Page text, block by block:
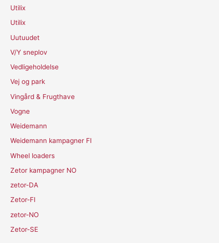
Utilix
Utilix
Uutuudet
V/Y sneplov
Vedligeholdelse
Vej og park
Vingård & Frugthave
Vogne
Weidemann
Weidemann kampagner FI
Wheel loaders
Zetor kampagner NO
zetor-DA
Zetor-FI
zetor-NO
Zetor-SE